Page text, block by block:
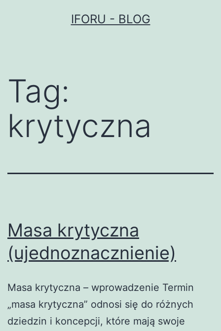
IFORU - BLOG
Tag:
krytyczna
Masa krytyczna
(ujednoznacznienie)
Masa krytyczna – wprowadzenie Termin
„masa krytyczna” odnosi się do różnych
dziedzin i koncepcji, które mają swoje